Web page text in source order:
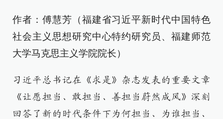
作者：傅慧芳（福建省习近平新时代中国特色
社会主义思想研究中心特约研究员、福建师范
大学马克思主义学院院长）
习近平总书记在《求是》杂志发表的重要文章
《让愿担当、敢担当、善担当蔚然成风》深刻
回答了新的时代条件下为何担当、为谁担当、